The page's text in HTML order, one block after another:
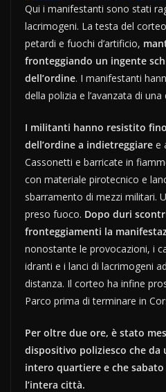
Qui i manifestanti sono stati
lacrimogeni. La testa del
petardi e fuochi d’artificio,
fronteggiando un ingente
dell’ordine. I manifestanti
della polizia e l’avanzata di
I militanti hanno resistito
dell’ordine a indietreggiare e
Cassonetti e barricate in
con materiale pirotecnico e
sbarramento di mezzi militari.
preso fuoco. Dopo duri
fronteggiamenti la
nonostante le provocazioni, i
idranti e i lanci di lacrimogeni
distanza. Il corteo ha infine
Parco prima di terminare in
Per oltre due ore, è stato
dispositivo poliziesco che da
intero quartiere e che
l’intera città.